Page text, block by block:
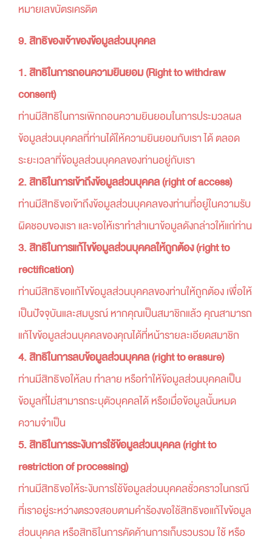
หมายเลขบัตรเครดิต
9. สิทธิของเจ้าของข้อมูลส่วนบุคคล
1. สิทธิในการถอนความยินยอม (Right to withdraw
consent)
ท่านมีสิทธิในการเพิกถอนความยินยอมในการประมวลผล
ข้อมูลส่วนบุคคลที่ท่านได้ให้ความยินยอมกับเรา ได้ ตลอด
ระยะเวลาที่ข้อมูลส่วนบุคคลของท่านอยู่กับเรา
2. สิทธิในการเข้าถึงข้อมูลส่วนบุคคล (right of access)
ท่านมีสิทธิขอเข้าถึงข้อมูลส่วนบุคคลของท่านที่อยู่ในความรับ
ผิดชอบของเรา และขอให้เราทำสำเนาข้อมูลดังกล่าวให้แก่ท่าน
3. สิทธิในการแก้ไขข้อมูลส่วนบุคคลให้ถูกต้อง (right to
rectification)
ท่านมีสิทธิขอแก้ไขข้อมูลส่วนบุคคลของท่านให้ถูกต้อง เพื่อให้
เป็นปัจจุบันและสมบูรณ์ หากคุณเป็นสมาชิกแล้ว คุณสามารถ
แก้ไขข้อมูลส่วนบุคคลของคุณได้ที่หน้ารายละเอียดสมาชิก
4. สิทธิในการลบข้อมูลส่วนบุคคล (right to erasure)
ท่านมีสิทธิขอให้ลบ ทำลาย หรือทำให้ข้อมูลส่วนบุคคลเป็น
ข้อมูลที่ไม่สามารถระบุตัวบุคคลได้ หรือเมื่อข้อมูลนั้นหมด
ความจำเป็น
5. สิทธิในการระงับการใช้ข้อมูลส่วนบุคคล (right to
restriction of processing)
ท่านมีสิทธิขอให้ระงับการใช้ข้อมูลส่วนบุคคลชั่วคราวในกรณี
ที่เราอยู่ระหว่างตรวจสอบตามคำร้องขอใช้สิทธิขอแก้ไขข้อมูล
ส่วนบุคคล หรือสิทธิในการคัดค้านการเก็บรวบรวม ใช้ หรือ